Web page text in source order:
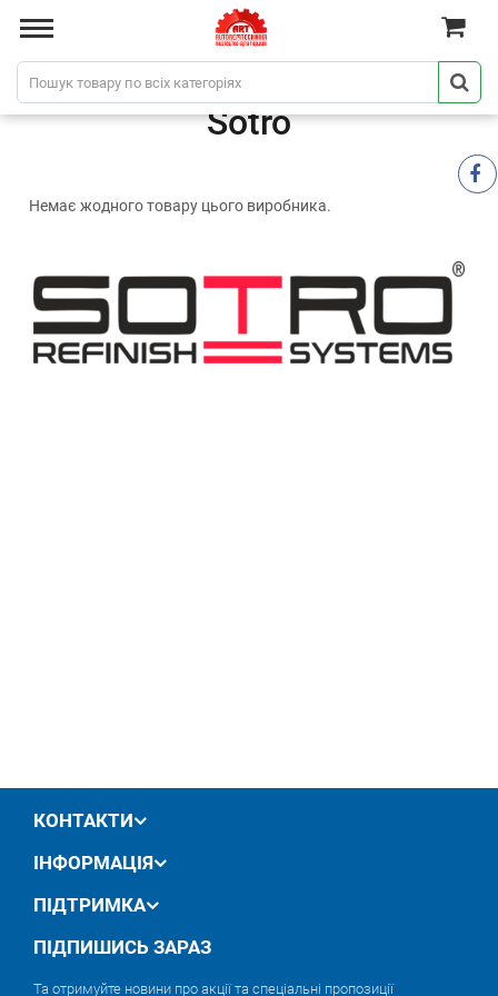
Sotro
Немає жодного товару цього виробника.
КОНТАКТИ
ІНФОРМАЦІЯ
ПІДТРИМКА
ПІДПИШИСЬ ЗАРАЗ
Та отримуйте новини про акції та спеціальні пропозиції